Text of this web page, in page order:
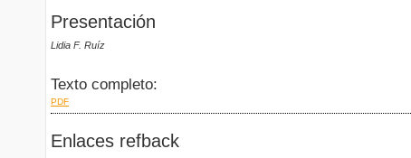
Presentación
Lidia F. Ruíz
Texto completo:
PDF
Enlaces refback